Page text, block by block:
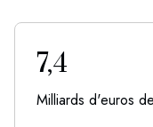
7,4
Milliards d'euros